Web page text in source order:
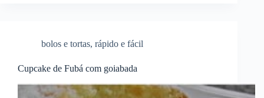
bolos e tortas, rápido e fácil
Cupcake de Fubá com goiabada